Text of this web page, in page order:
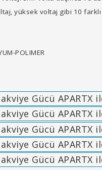
yüksek voltaj gibi 10
POLIMER